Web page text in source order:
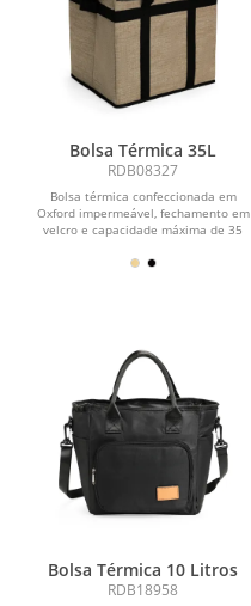
Bolsa Térmica 35L
RDB08327
Bolsa térmica confeccionada em
Oxford impermeável, fechamento em
velcro e capacidade máxima de 35
Bolsa Térmica 10 Litros
RDB18958